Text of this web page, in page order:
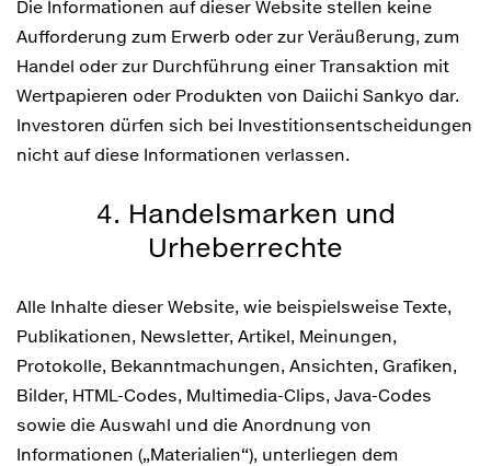
Die Informationen auf dieser Website stellen keine
Aufforderung zum Erwerb oder zur Veräußerung, zum
Handel oder zur Durchführung einer Transaktion mit
Wertpapieren oder Produkten von Daiichi Sankyo dar.
Investoren dürfen sich bei Investitionsentscheidungen
nicht auf diese Informationen verlassen.
4. Handelsmarken und
Urheberrechte
Alle Inhalte dieser Website, wie beispielsweise Texte,
Publikationen, Newsletter, Artikel, Meinungen,
Protokolle, Bekanntmachungen, Ansichten, Grafiken,
Bilder, HTML-Codes, Multimedia-Clips, Java-Codes
sowie die Auswahl und die Anordnung von
Informationen („Materialien“), unterliegen dem